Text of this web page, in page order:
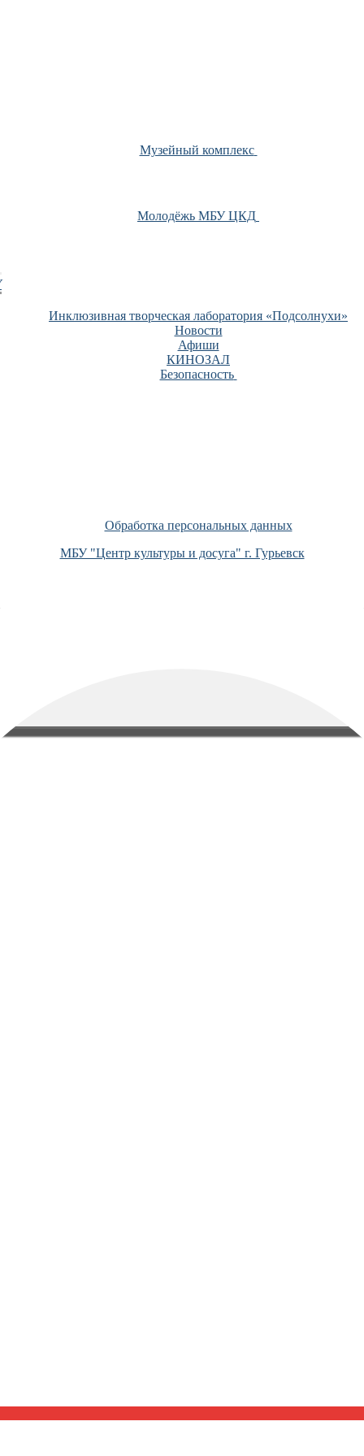
Музейный комплекс
Молодёжь МБУ ЦКД
Инклюзивная творческая лаборатория «Подсолнухи»
Новости
Афиши
КИНОЗАЛ
Безопасность
Обработка персональных данных
МБУ "Центр культуры и досуга" г. Гурьевск